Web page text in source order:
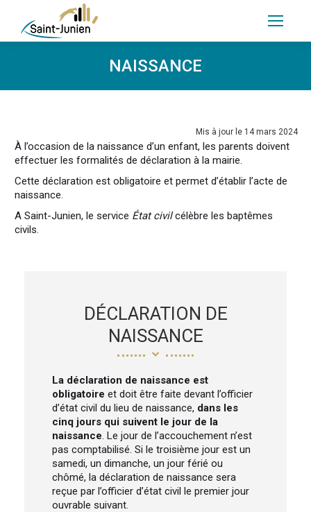
NAISSANCE
Mis à jour le 14 mars 2024
À l’occasion de la naissance d’un enfant, les parents doivent
effectuer les formalités de déclaration à la mairie.
Cette déclaration est obligatoire et permet d’établir l’acte de
naissance.
A Saint-Junien, le service État civilcélèbre les baptêmes
civils.
DÉCLARATION DE
NAISSANCE
La déclaration de naissance est
obligatoire et doit être faite devant l’officier
d’état civil du lieu de naissance, dans les
cinq jours qui suivent le jour de la
naissance . Le jour de l’accouchement n’est
pas comptabilisé. Si le troisième jour est un
samedi, un dimanche, un jour férié ou
chômé, la déclaration de naissance sera
reçue par l’officier d’état civil le premier jour
ouvrable suivant.